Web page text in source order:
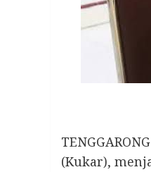
(Kukar),